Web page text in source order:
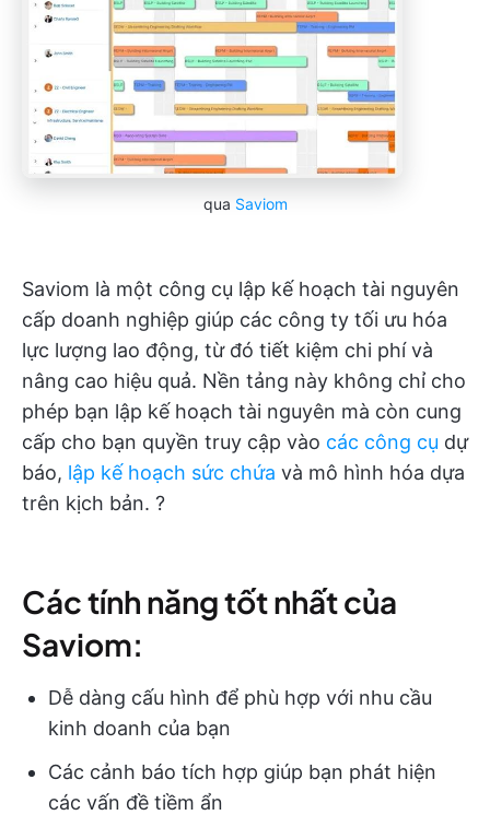
qua Saviom
Saviom là một công cụ lập kế hoạch tài nguyên
cấp doanh nghiệp giúp các công ty tối ưu hóa
lực lượng lao động, từ đó tiết kiệm chi phí và
nâng cao hiệu quả. Nền tảng này không chỉ cho
phép bạn lập kế hoạch tài nguyên mà còn cung
cấp cho bạn quyền truy cập vào các công cụ dự
báo, lập kế hoạch sức chứa và mô hình hóa dựa
trên kịch bản. ?
Các tính năng tốt nhất của
Saviom:
Dễ dàng cấu hình để phù hợp với nhu cầu
kinh doanh của bạn
Các cảnh báo tích hợp giúp bạn phát hiện
các vấn đề tiềm ẩn